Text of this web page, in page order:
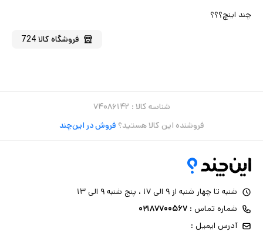
چند اینچ؟؟؟
فروشگاه کالا 724
شناسه کالا : ۷۴۰۸۶۱۴۲
فروشنده این کالا هستید؟ فروش در این‌چند
شنبه تا چهار شنبه از ۹ الی ۱۷ ، پنج شنبه ۹ الی ۱۳
شماره تماس : ۰۲۱۸۷۷۰۰۵۶۷
آدرس ایمیل :